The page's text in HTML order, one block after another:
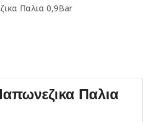
Παλια 0,9Bar
Παλια